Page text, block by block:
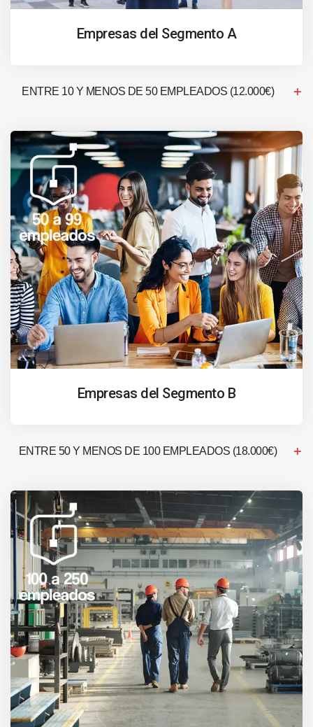
Empresas del Segmento A
ENTRE 10 Y MENOS DE 50 EMPLEADOS (12.000€)
Empresas del Segmento B
ENTRE 50 Y MENOS DE 100 EMPLEADOS (18.000€)